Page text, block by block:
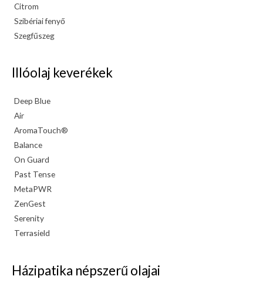
Citrom
Szibériai fenyő
Szegfűszeg
Illóolaj keverékek
Deep Blue
Air
AromaTouch®
Balance
On Guard
Past Tense
MetaPWR
ZenGest
Serenity
Terrasield
Házipatika népszerű olajai